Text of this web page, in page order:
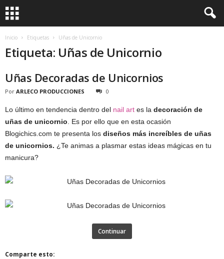
Inicio Etiquetas Uñas de Unicornio
Etiqueta: Uñas de Unicornio
Uñas Decoradas de Unicornios
Por ARLECO PRODUCCIONES 0
Lo último en tendencia dentro del nail art es la decoración de
uñas de unicornio . Es por ello que en esta ocasión
Blogichics.com te presenta los diseños más increíbles de uñas
de unicornios. ¿Te animas a plasmar estas ideas mágicas en tu
manicura?
Continuar
Comparte esto: